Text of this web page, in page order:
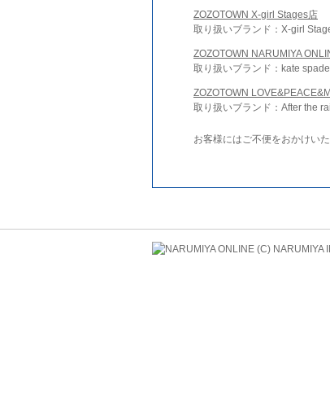
ZOZOTOWN X-girl Stages店
取り扱いブランド：X-girl
ZOZOTOWN NARUMIYA
取り扱いブランド：kate
ZOZOTOWN
取り扱いブランド：After the
お客様にはご不便をおかけい